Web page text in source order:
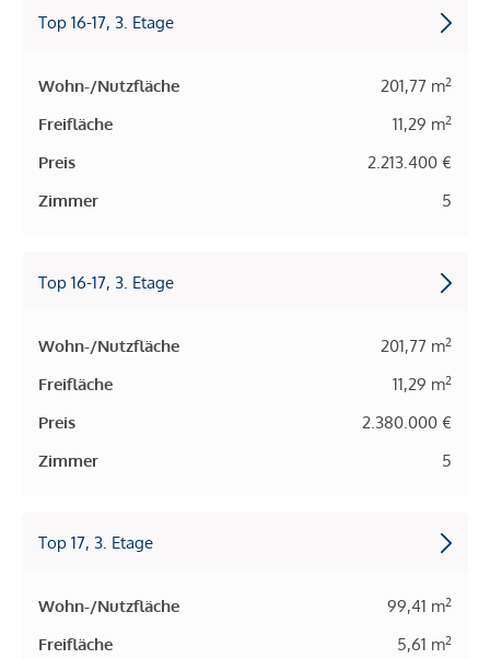
Top 16-17, 3. Etage
Wohn-/Nutzfläche 201,77 m2
Freifläche 11,29 m2
Preis
2.213.400 €
Zimmer
5
Top 16-17, 3. Etage
Wohn-/Nutzfläche 201,77 m2
Freifläche 11,29 m2
Preis
2.380.000 €
Zimmer
5
Top 17, 3. Etage
Wohn-/Nutzfläche 99,41 m2
Freifläche 5,61 m2